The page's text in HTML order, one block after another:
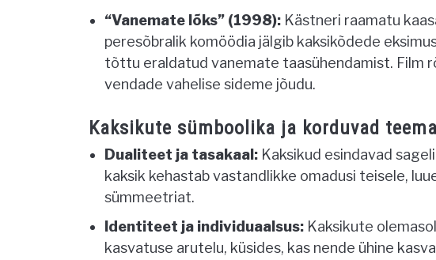
“Vanemate lõks” (1998): Kästneri raamatu
peresõbralik komöödia jälgib kaksikõdede
tõttu eraldatud vanemate taasühendamist. Film
vendade vahelise sideme jõudu.
Kaksikute sümboolika ja korduvad
Dualiteet ja tasakaal: Kaksikud esindavad
kaksik kehastab vastandlikke omadusi teisele,
sümmeetriat.
Identiteet ja individuaalsus: Kaksikute
kasvatuse arutelu, küsides, kas nende ühine